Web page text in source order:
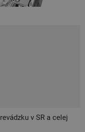
v SR a celej